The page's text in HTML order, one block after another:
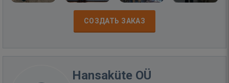
СОЗДАТЬ ЗАКАЗ
Hansaküte OÜ